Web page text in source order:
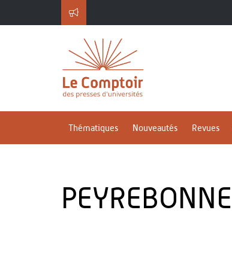
Thématiques Nouveautés Revues